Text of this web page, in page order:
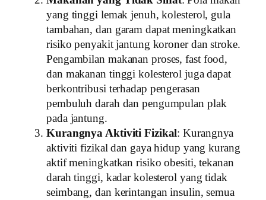
yang tinggi lemak jenuh, kolesterol, gula
tambahan, dan garam dapat meningkatkan
risiko penyakit jantung koroner dan stroke.
Pengambilan makanan proses, fast food,
dan makanan tinggi kolesterol juga dapat
berkontribusi terhadap pengerasan
pembuluh darah dan pengumpulan plak
pada jantung.
Kurangnya Aktiviti Fizikal: Kurangnya
aktiviti fizikal dan gaya hidup yang kurang
aktif meningkatkan risiko obesiti, tekanan
darah tinggi, kadar kolesterol yang tidak
seimbang, dan kerintangan insulin, semua